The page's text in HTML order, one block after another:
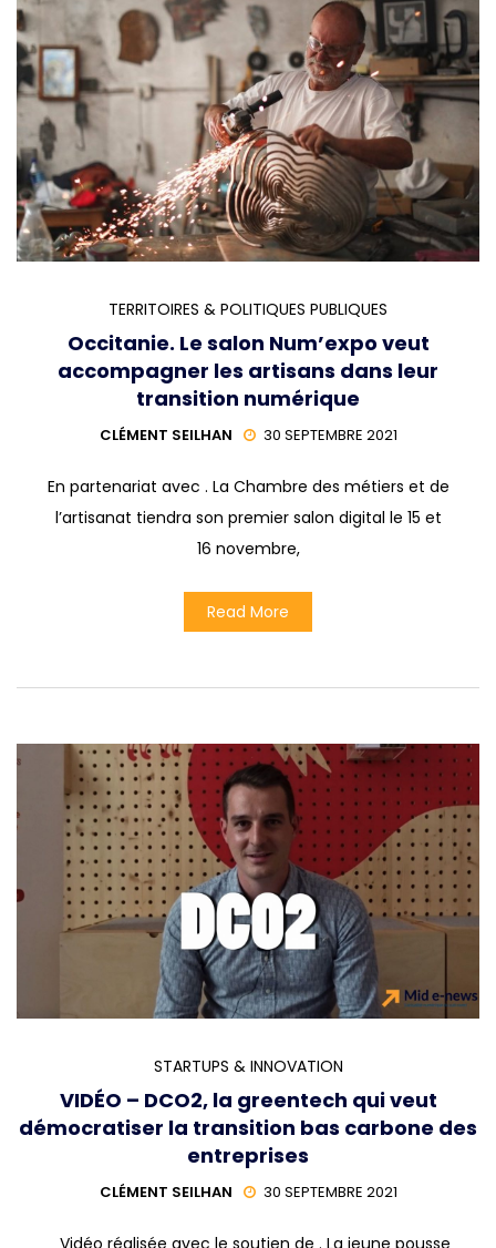
TERRITOIRES & POLITIQUES PUBLIQUES
Occitanie. Le salon Num’expo veut
accompagner les artisans dans leur
transition numérique
CLÉMENT SEILHAN 30 SEPTEMBRE 2021
En partenariat avec . La Chambre des métiers et de
l’artisanat tiendra son premier salon digital le 15 et
16 novembre,
Read More
STARTUPS & INNOVATION
VIDÉO – DCO2, la greentech qui veut
démocratiser la transition bas carbone des
entreprises
CLÉMENT SEILHAN 30 SEPTEMBRE 2021
Vidéo réalisée avec le soutien de . La jeune pousse